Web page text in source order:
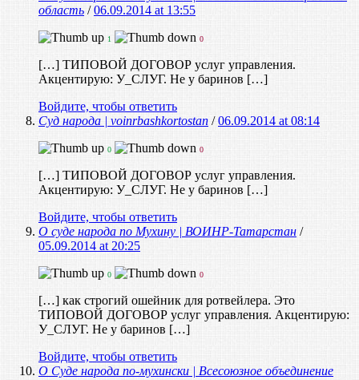
область /06.09.2014 at 13:55
1 0
[…] ТИПОВОЙ ДОГОВОР услуг управления.
Акцентирую: У_СЛУГ. Не у баринов […]
Войдите, чтобы ответить
Суд народа | voinrbashkortostan /06.09.2014 at 08:14
0 0
[…] ТИПОВОЙ ДОГОВОР услуг управления.
Акцентирую: У_СЛУГ. Не у баринов […]
Войдите, чтобы ответить
О суде народа по Мухину | ВОИНР-Татарстан /
05.09.2014 at 20:25
0 0
[…] как строгий ошейник для ротвейлера. Это
ТИПОВОЙ ДОГОВОР услуг управления. Акцентирую:
У_СЛУГ. Не у баринов […]
Войдите, чтобы ответить
О Суде народа по-мухински | Всесоюзное объединение